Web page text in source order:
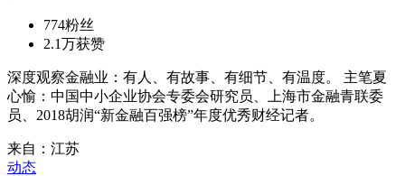
774粉丝
2.1万获赞
深度观察金融业：有人、有故事、有细节、有温度。 主笔夏
心愉：中国中小企业协会专委会研究员、上海市金融青联委
员、2018胡润“新金融百强榜”年度优秀财经记者。
来自：江苏
动态